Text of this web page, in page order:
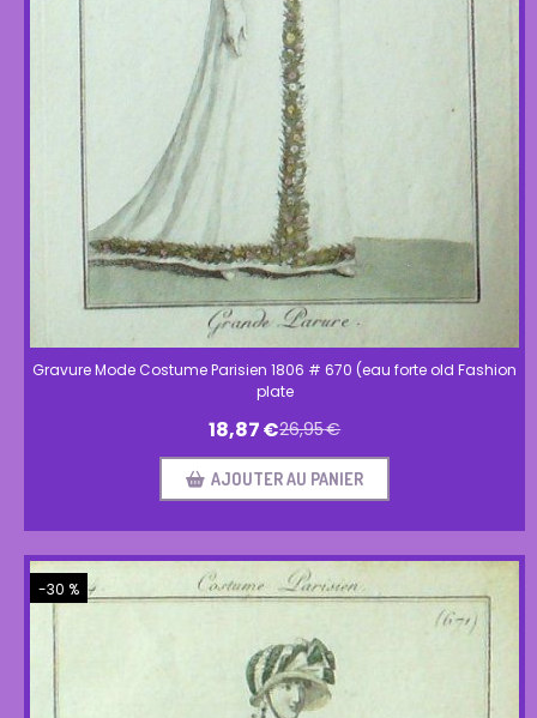
Gravure Mode Costume Parisien 1806 # 670 (eau forte old Fashion
plate
18,87€26,95€
AJOUTER AU PANIER
-30 %